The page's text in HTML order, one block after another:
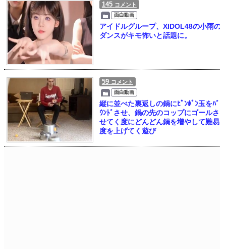
145 コメント
面白動画
アイドルグループ、XIDOL48の小雨の
ダンスがキモ怖いと話題に。
59 コメント
面白動画
縦に並べた裏返しの鍋にﾋﾟﾝﾎﾟﾝ玉をﾊﾞ
ｳﾝﾄﾞさせ、鍋の先のコップにゴールさ
せてく度にどんどん鍋を増やして難易
度を上げてく遊び